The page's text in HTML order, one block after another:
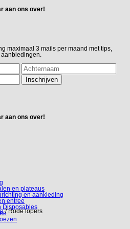
aan ons over!
maximaal 3 mails per maand met tips,
aan ons over!
en plateaus
en aankleding
entree
Disposables
/Rode lopers